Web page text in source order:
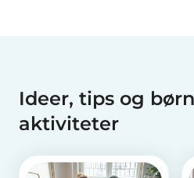
Ideer, tips og
aktiviteter